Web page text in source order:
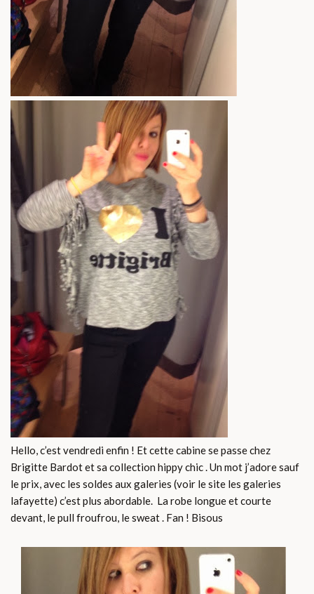
Hello, c’est vendredi enfin ! Et cette cabine se passe chez
Brigitte Bardot et sa collection hippy chic . Un mot j’adore sauf
le prix, avec les soldes aux galeries (voir le site les galeries
lafayette) c’est plus abordable. La robe longue et courte
devant, le pull froufrou, le sweat . Fan ! Bisous